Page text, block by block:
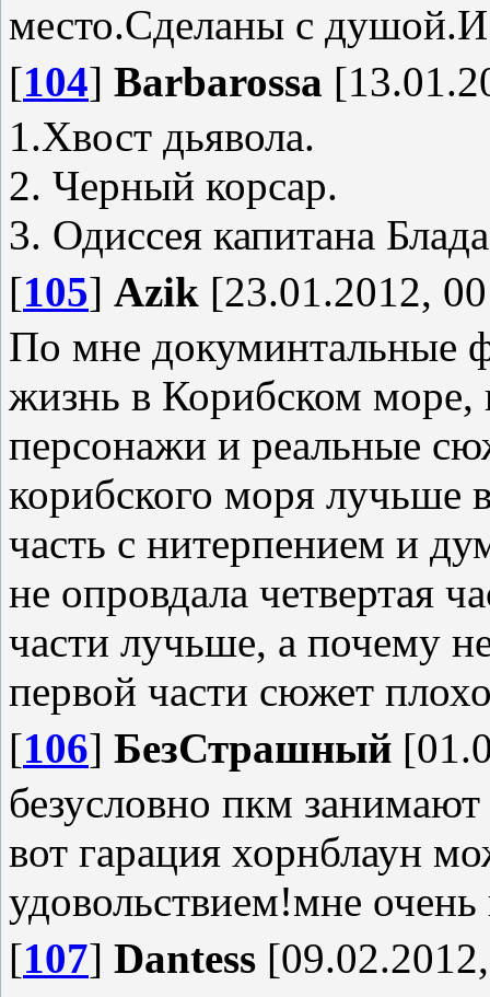
место.Сделаны с душой.И
[104] Barbarossa
1.Хвост дьявола.
2. Черный корсар.
3. Одиссея капитана
[105] Azik [23.01.2012,
По мне докуминтальные
жизнь в Корибском море,
персонажи и реальные
корибского моря лучьше
часть с нитерпением и
не опровдала четвертая
части лучьше, а почему
первой части сюжет
[106] БезСтрашный
безусловно пкм
вот гарация хорнблаун
удовольствием!мне
[107] Dantess